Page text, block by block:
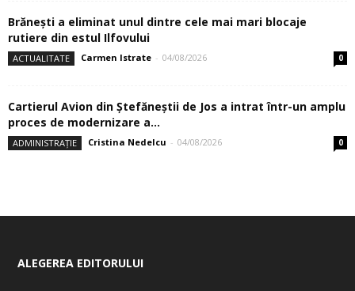
Brănești a eliminat unul dintre cele mai mari blocaje
rutiere din estul Ilfovului
ACTUALITATE Carmen Istrate - 04/08/2026 0
Cartierul Avion din Ştefăneştii de Jos a intrat într-un amplu
proces de modernizare a...
ADMINISTRAȚIE Cristina Nedelcu - 04/08/2026 0
ALEGEREA EDITORULUI